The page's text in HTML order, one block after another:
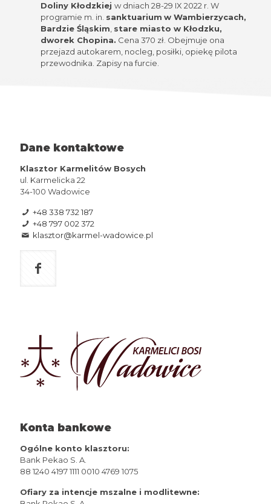
Doliny Kłodzkiej w dniach 28-29 IX 2022 r. W
programie m. in. sanktuarium w Wambierzycach,
Bardzie Śląskim, stare miasto w Kłodzku,
dworek Chopina. Cena 370 zł. Obejmuje ona
przejazd autokarem, nocleg, posiłki, opiekę pilota
przewodnika. Zapisy na furcie.
Dane kontaktowe
Klasztor Karmelitów Bosych
ul. Karmelicka 22
34-100 Wadowice
+48 338 732 187
+48 797 002 372
klasztor@karmel-wadowice.pl
Konta bankowe
Ogólne konto klasztoru:
Bank Pekao S. A.
88 1240 4197 1111 0010 4769 1075
Ofiary za intencje mszalne i modlitewne: